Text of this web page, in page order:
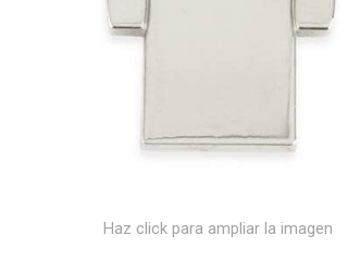
Haz click para ampliar la imagen